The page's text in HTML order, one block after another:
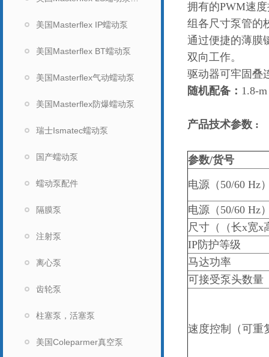
美国Masterflex IP蠕动泵
美国Masterflex BT蠕动泵
美国Masterflex气动蠕动泵
美国Masterflex防爆蠕动泵
瑞士Ismatec蠕动泵
国产蠕动泵
蠕动泵配件
隔膜泵
注射泵
离心泵
齿轮泵
柱塞泵，活塞泵
美国Coleparmer真空泵
拥有的PWM速
组各尺寸泵管的
通过便捷的薄膜
双向工作。
驱动器可牢固叠
随机配备： 1.8-
产品技术
参数/货号
电源（50/60 Hz
电源（50/60 Hz
尺寸（（长x宽x
IP防护等级
马达功率
可接受泵头数量
速度控制（可重